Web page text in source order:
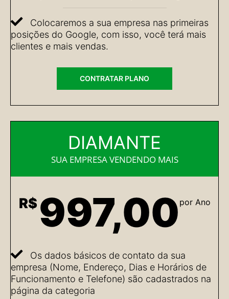
Colocaremos a sua empresa nas primeiras
posições do Google, com isso, você terá mais
clientes e mais vendas.
CONTRATAR PLANO
DIAMANTE
SUA EMPRESA VENDENDO MAIS
R$997,00 por Ano
Os dados básicos de contato da sua
empresa (Nome, Endereço, Dias e Horários de
Funcionamento e Telefone) são cadastrados na
página da categoria